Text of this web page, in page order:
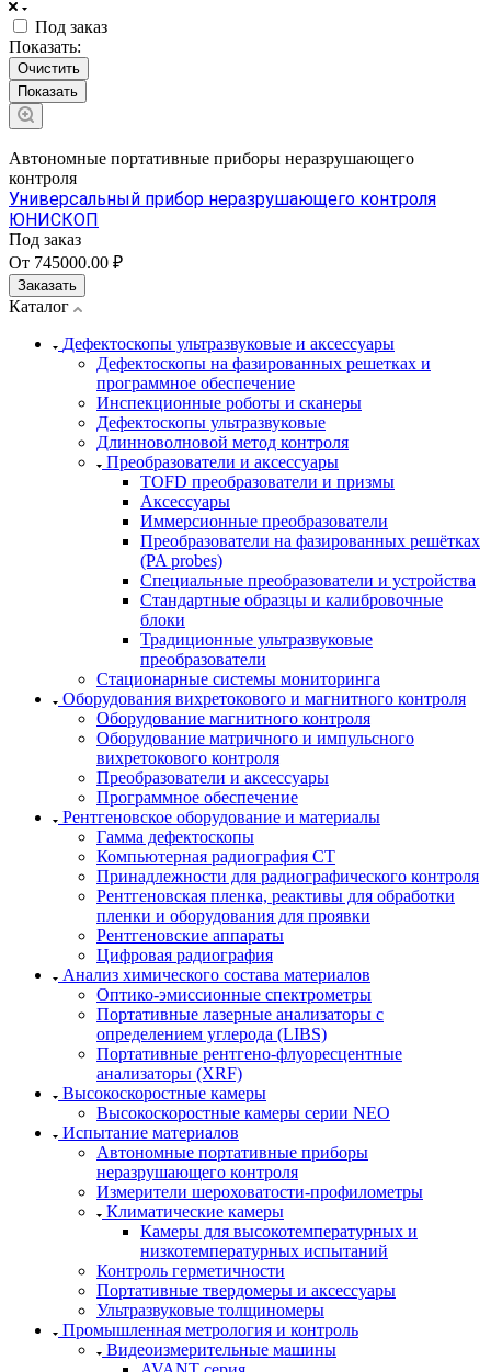
Под заказ
Показать:
Очистить
Автономные портативные приборы неразрушающего
контроля
Универсальный прибор неразрушающего контроля
ЮНИСКОП
Под заказ
От 745000.00 ₽
Заказать
Каталог
Дефектоскопы ультразвуковые и аксессуары
Дефектоскопы на фазированных решетках и
программное обеспечение
Инспекционные роботы и сканеры
Дефектоскопы ультразвуковые
Длинноволновой метод контроля
Преобразователи и аксессуары
TOFD преобразователи и призмы
Аксессуары
Иммерсионные преобразователи
Преобразователи на фазированных решётках
(PA probes)
Специальные преобразователи и устройства
Стандартные образцы и калибровочные
блоки
Традиционные ультразвуковые
преобразователи
Стационарные системы мониторинга
Оборудования вихретокового и магнитного контроля
Оборудование магнитного контроля
Оборудование матричного и импульсного
вихретокового контроля
Преобразователи и аксессуары
Программное обеспечение
Рентгеновское оборудование и материалы
Гамма дефектоскопы
Компьютерная радиография CT
Принадлежности для радиографического контроля
Рентгеновская пленка, реактивы для обработки
пленки и оборудования для проявки
Рентгеновские аппараты
Цифровая радиография
Анализ химического состава материалов
Оптико-эмиссионные спектрометры
Портативные лазерные анализаторы с
определением углерода (LIBS)
Портативные рентгено-флуоресцентные
анализаторы (XRF)
Высокоскоростные камеры
Высокоскоростные камеры серии NEO
Испытание материалов
Автономные портативные приборы
неразрушающего контроля
Измерители шероховатости-профилометры
Климатические камеры
Камеры для высокотемпературных и
низкотемпературных испытаний
Контроль герметичности
Портативные твердомеры и аксессуары
Ультразвуковые толщиномеры
Промышленная метрология и контроль
Видеоизмерительные машины